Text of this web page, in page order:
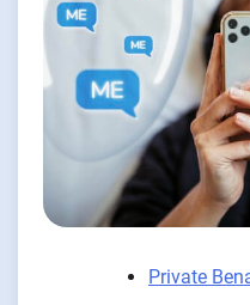
Private